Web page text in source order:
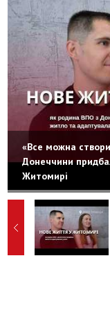
«Все можна
Донеччини
Житомирі